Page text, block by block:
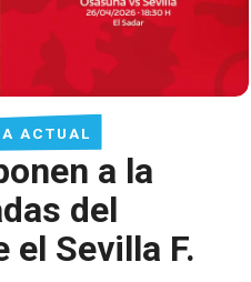
ACTUAL
a la
del
el Sevilla F.